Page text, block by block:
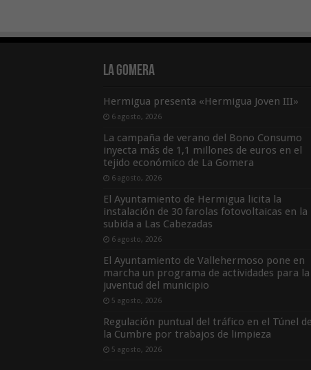
La Gomera
Hermigua presenta «Hermigua Joven III»
6 agosto, 2026
La campaña de verano del Bono Consumo
inyecta más de 1,1 millones de euros en el
tejido económico de La Gomera
6 agosto, 2026
El Ayuntamiento de Hermigua licita la
instalación de 30 farolas fotovoltaicas en la
subida a Las Cabezadas
6 agosto, 2026
El Ayuntamiento de Vallehermoso pone en
marcha un programa de actividades para la
juventud del municipio
5 agosto, 2026
Regulación puntual del tráfico en el Túnel de
la Cumbre por trabajos de limpieza
5 agosto, 2026